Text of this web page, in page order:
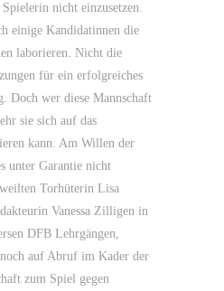
nicht einzusetzen.
einige Kandidatinnen die
laborieren. Nicht die
für ein erfolgreiches
Doch wer diese Mannschaft
sie sich auf das
kann. Am Willen der
unter Garantie nicht
Torhüterin Lisa
Vanessa Zilligen in
DFB Lehrgängen,
auf Abruf im Kader der
zum Spiel gegen